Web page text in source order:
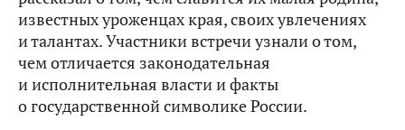
известных уроженцах края, своих увлечениях
и талантах. Участники встречи узнали о том,
чем отличается законодательная
и исполнительная власти и факты
о государственной символике России.